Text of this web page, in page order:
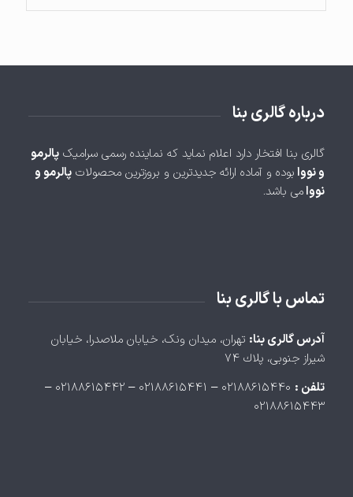
درباره گالری بنا
گالری بنا افتخار دارد اعلام نماید که نماینده رسمی سرامیک پالرمو
و نووابوده و آماده ارائه جدیدترین و بروزترین محصولات پالرمو و
نووامی باشد.
تماس با گالری بنا
آدرس گالری بنا: تهران، ميدان ونک، خيابان ملاصدرا، خيابان
شيراز جنوبی، پلاك ۷۴
تلفن :
۰۲۱۸۸۶۱۵۴۴۰ – ۰۲۱۸۸۶۱۵۴۴۱ – ۰۲۱۸۸۶۱۵۴۴۲ –
۰۲۱۸۸۶۱۵۴۴۳